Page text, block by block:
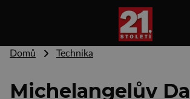
Domů Technika
Michelangelův